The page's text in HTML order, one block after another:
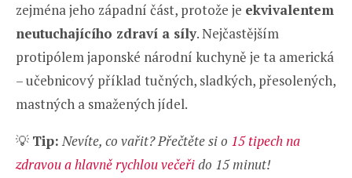
zejména jeho západní část, protože je ekvivalentem
neutuchajícího zdraví a síly. Nejčastějším
protipólem japonské národní kuchyně je ta americká
– učebnicový příklad tučných, sladkých, přesolených,
mastných a smažených jídel.
💡 Tip: Nevíte, co vařit? Přečtěte si o 15 tipech na
zdravou a hlavně rychlou večeřido 15 minut!